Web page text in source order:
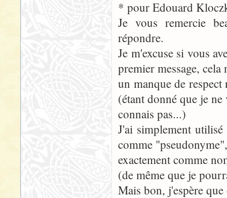
* pour Edouard
Je vous remercie
répondre.
Je m'excuse si vous
premier message, cela
un manque de
(étant donné que je ne
connais pas...)
J'ai simplement
comme
exactement comme
(de même que je
Mais bon, j'espère